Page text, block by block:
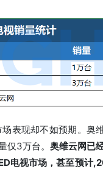
表现却不如预期。奥
仅3万台。奥维云网已
电视市场，甚至预计